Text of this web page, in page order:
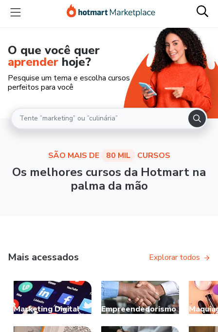
O que você quer
aprender hoje?
Pesquise um tema e escolha cursos
perfeitos para você
SÃO MAIS DE 80 MIL CURSOS
Os melhores cursos da Hotmart na
palma da mão
Mais acessados Explorar todos
Marketing Digital Empreendedorismo